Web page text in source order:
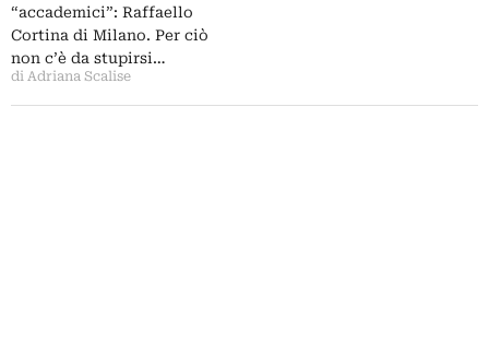
“accademici”: Raffaello
Cortina di Milano. Per ciò
non c’è da stupirsi…
di Adriana Scalise